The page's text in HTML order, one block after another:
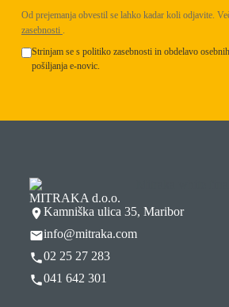
Od prejemanja obvestil se lahko kadar koli odjavite.
zasebnosti .
Strinjam se s politiko zasebnosti in obdelavo
pošiljanja e-novic.
MITRAKA d.o.o.
Kamniška ulica 35, Maribor
info@mitraka.com
02 25 27 283
041 642 301